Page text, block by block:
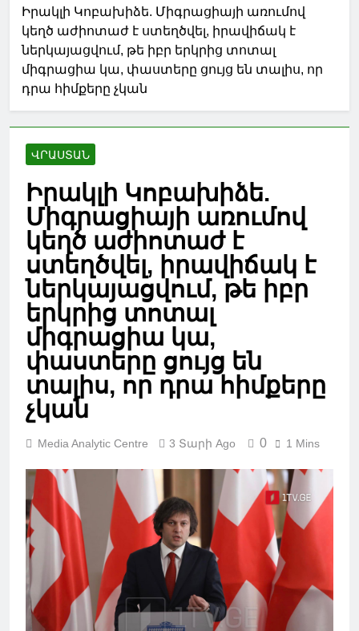
Իրակլի Կոբախիձե. Միգրացիայի առումով
կեղծ աժիոտաժ է ստեղծվել, իրավիճակ է
ներկայացվում, թե իբր երկրից տոտալ
միգրացիա կա, փաստերը ցույց են տալիս, որ
դրա հիմքերը չկան
ՎՐԱՍՏԱՆ
Իրակլի Կոբախիձե.
Միգրացիայի առումով
կեղծ աժիոտաժ է
ստեղծվել, իրավիճակ է
ներկայացվում, թե իբր
երկրից տոտալ
միգրացիա կա,
փաստերը ցույց են
տալիս, որ դրա հիմքերը
չկան
Media Analytic Centre 3 Տարի Ago 0 1 Mins